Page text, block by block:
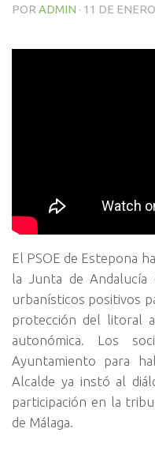
POR ADMIN · 11 DE
El PSOE de Estepona
la Junta de
urbanísticos positivos
protección del litoral
autonómica. Los
Ayuntamiento para
Alcalde ya instó al
participación en la
de Málaga.